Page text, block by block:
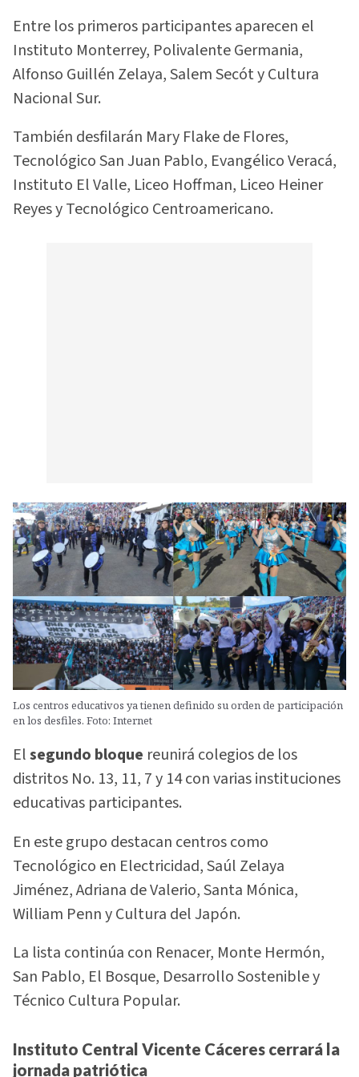
Entre los primeros participantes aparecen el
Instituto Monterrey, Polivalente Germania,
Alfonso Guillén Zelaya, Salem Secót y Cultura
Nacional Sur.
También desfilarán Mary Flake de Flores,
Tecnológico San Juan Pablo, Evangélico Veracá,
Instituto El Valle, Liceo Hoffman, Liceo Heiner
Reyes y Tecnológico Centroamericano.
Los centros educativos ya tienen definido su orden de participación
en los desfiles. Foto: Internet
Elsegundo bloque reunirá colegios de los
distritos No. 13, 11, 7 y 14 con varias instituciones
educativas participantes.
En este grupo destacan centros como
Tecnológico en Electricidad, Saúl Zelaya
Jiménez, Adriana de Valerio, Santa Mónica,
William Penn y Cultura del Japón.
La lista continúa con Renacer, Monte Hermón,
San Pablo, El Bosque, Desarrollo Sostenible y
Técnico Cultura Popular.
Instituto Central Vicente Cáceres cerrará la
jornada patriótica